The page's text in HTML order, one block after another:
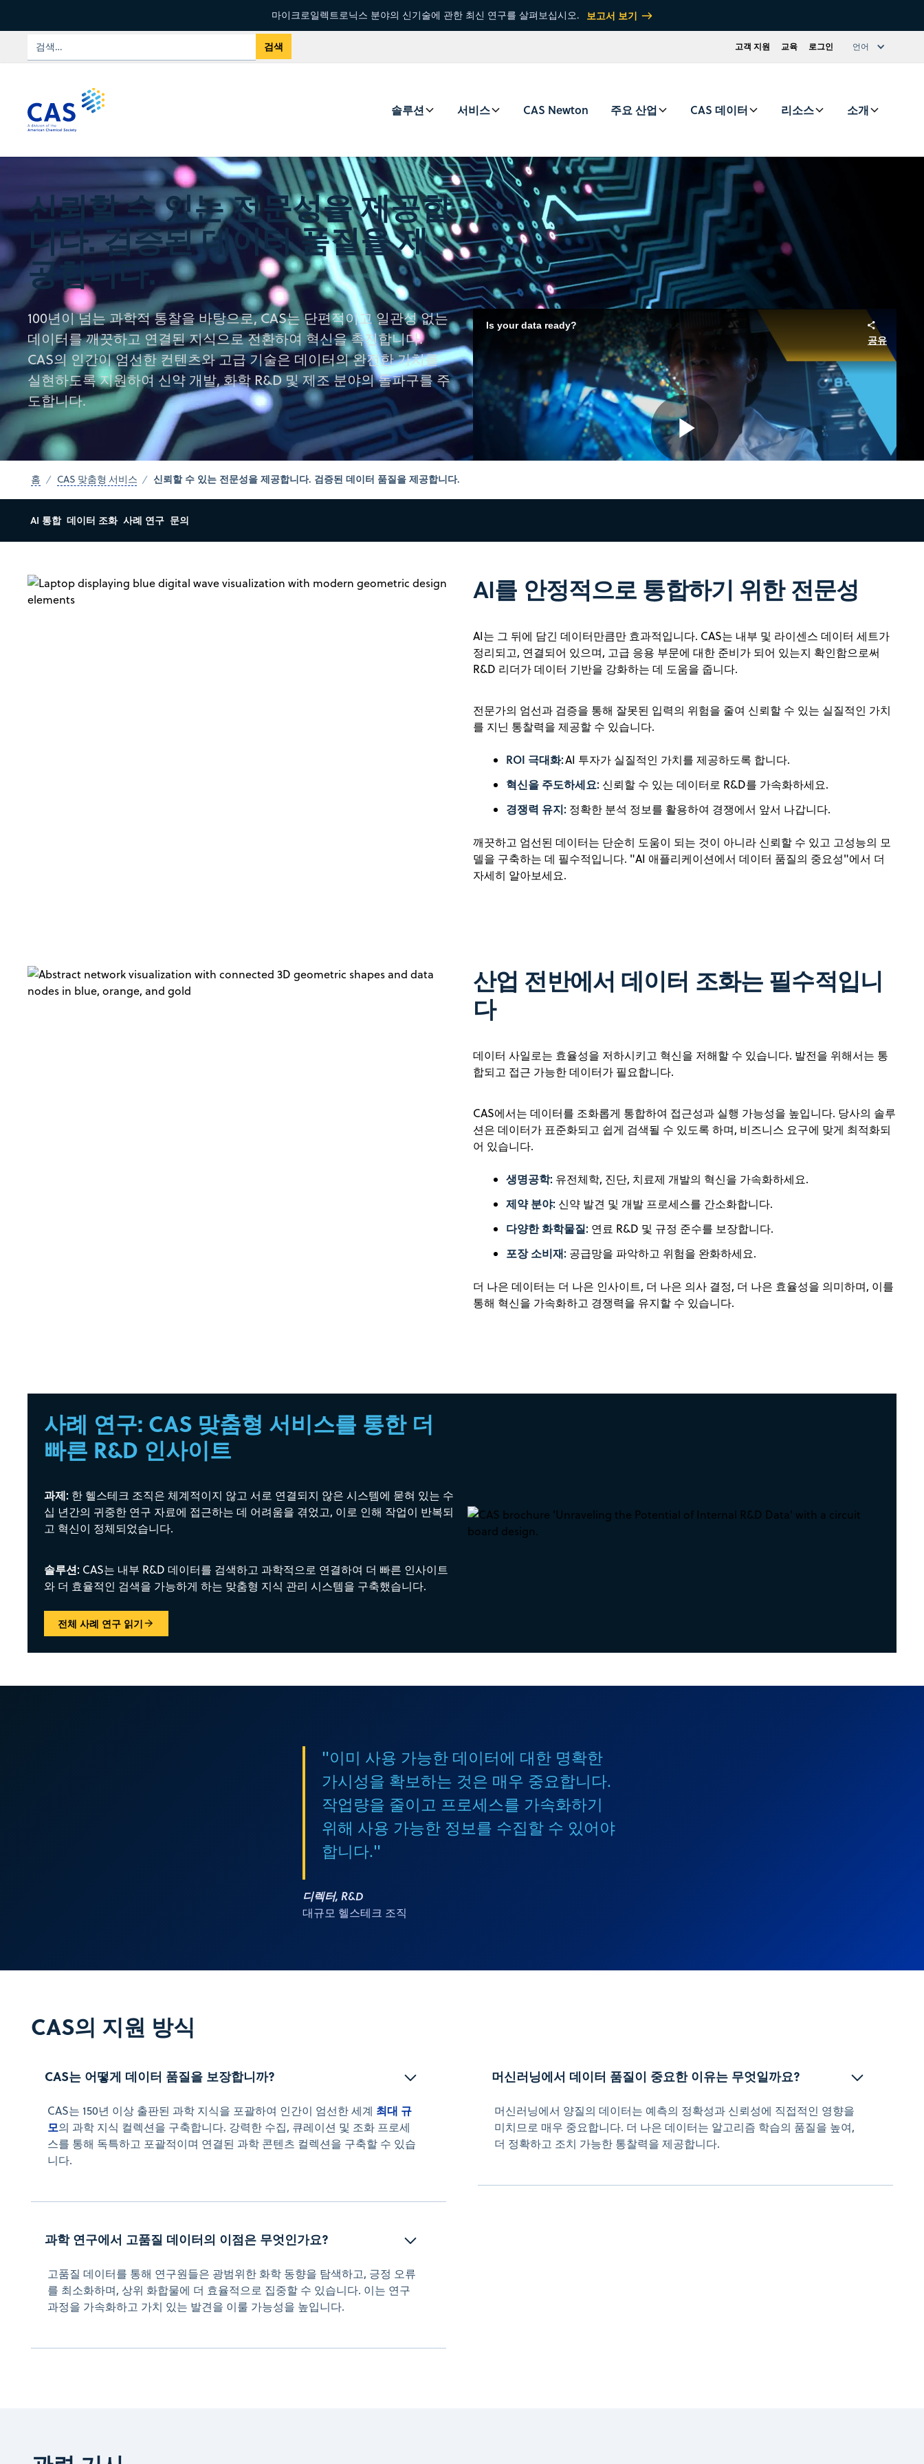
마이크로일렉트로닉스 분야의 신기술에 관한 최신 연구를 살펴보십시오. 보고서 보기
고객 지원 교육 로그인 언어
솔루션 서비스 CAS Newton 주요 산업 CAS 데이터 리소스 소개
신뢰할 수 있는 전문성을 제공합
니다. 검증된 데이터 품질을 제
공합니다.
100년이 넘는 과학적 통찰을 바탕으로, CAS는 단편적이고 일관성 없는
데이터를 깨끗하고 연결된 지식으로 전환하여 혁신을 촉진합니다.
CAS의 인간이 엄선한 컨텐츠와 고급 기술은 데이터의 완전한 가치를
실현하도록 지원하여 신약 개발, 화학 R&D 및 제조 분야의 돌파구를 주
도합니다.
Is your data ready?
공유
Play
홈 CAS 맞춤형 서비스 신뢰할 수 있는 전문성을 제공합니다. 검증된 데이터 품질을 제공합니다.
AI 통합 데이터 조화 사례 연구 문의
AI를 안정적으로 통합하기 위한 전문성
AI는 그 뒤에 담긴 데이터만큼만 효과적입니다. CAS는 내부 및 라이센스 데이터 세트가
정리되고, 연결되어 있으며, 고급 응용 부문에 대한 준비가 되어 있는지 확인함으로써
R&D 리더가 데이터 기반을 강화하는 데 도움을 줍니다.
전문가의 엄선과 검증을 통해 잘못된 입력의 위험을 줄여 신뢰할 수 있는 실질적인 가치
를 지닌 통찰력을 제공할 수 있습니다.
ROI 극대화:AI 투자가 실질적인 가치를 제공하도록 합니다.
혁신을 주도하세요: 신뢰할 수 있는 데이터로 R&D를 가속화하세요.
경쟁력 유지: 정확한 분석 정보를 활용하여 경쟁에서 앞서 나갑니다.
깨끗하고 엄선된 데이터는 단순히 도움이 되는 것이 아니라 신뢰할 수 있고 고성능의 모
델을 구축하는 데 필수적입니다. "AI 애플리케이션에서 데이터 품질의 중요성"에서 더
자세히 알아보세요.
산업 전반에서 데이터 조화는 필수적입니
다
데이터 사일로는 효율성을 저하시키고 혁신을 저해할 수 있습니다. 발전을 위해서는 통
합되고 접근 가능한 데이터가 필요합니다.
CAS에서는 데이터를 조화롭게 통합하여 접근성과 실행 가능성을 높입니다. 당사의 솔루
션은 데이터가 표준화되고 쉽게 검색될 수 있도록 하며, 비즈니스 요구에 맞게 최적화되
어 있습니다.
생명공학: 유전체학, 진단, 치료제 개발의 혁신을 가속화하세요.
제약 분야: 신약 발견 및 개발 프로세스를 간소화합니다.
다양한 화학물질: 연료 R&D 및 규정 준수를 보장합니다.
포장 소비재: 공급망을 파악하고 위험을 완화하세요.
더 나은 데이터는 더 나은 인사이트, 더 나은 의사 결정, 더 나은 효율성을 의미하며, 이를
통해 혁신을 가속화하고 경쟁력을 유지할 수 있습니다.
사례 연구: CAS 맞춤형 서비스를 통한 더
빠른 R&D 인사이트
과제: 한 헬스테크 조직은 체계적이지 않고 서로 연결되지 않은 시스템에 묻혀 있는 수
십 년간의 귀중한 연구 자료에 접근하는 데 어려움을 겪었고, 이로 인해 작업이 반복되
고 혁신이 정체되었습니다.
솔루션: CAS는 내부 R&D 데이터를 검색하고 과학적으로 연결하여 더 빠른 인사이트
와 더 효율적인 검색을 가능하게 하는 맞춤형 지식 관리 시스템을 구축했습니다.
전체 사례 연구 읽기
"이미 사용 가능한 데이터에 대한 명확한
가시성을 확보하는 것은 매우 중요합니다.
작업량을 줄이고 프로세스를 가속화하기
위해 사용 가능한 정보를 수집할 수 있어야
합니다."
디렉터, R&D
대규모 헬스테크 조직
CAS의 지원 방식
CAS는 어떻게 데이터 품질을 보장합니까?
CAS는 150년 이상 출판된 과학 지식을 포괄하여 인간이 엄선한 세계 최대 규
모의 과학 지식 컬렉션을 구축합니다. 강력한 수집, 큐레이션 및 조화 프로세
스를 통해 독특하고 포괄적이며 연결된 과학 콘텐츠 컬렉션을 구축할 수 있습
니다.
과학 연구에서 고품질 데이터의 이점은 무엇인가요?
고품질 데이터를 통해 연구원들은 광범위한 화학 동향을 탐색하고, 긍정 오류
를 최소화하며, 상위 화합물에 더 효율적으로 집중할 수 있습니다. 이는 연구
과정을 가속화하고 가치 있는 발견을 이룰 가능성을 높입니다.
머신러닝에서 데이터 품질이 중요한 이유는 무엇일까요?
머신러닝에서 양질의 데이터는 예측의 정확성과 신뢰성에 직접적인 영향을
미치므로 매우 중요합니다. 더 나은 데이터는 알고리즘 학습의 품질을 높여,
더 정확하고 조치 가능한 통찰력을 제공합니다.